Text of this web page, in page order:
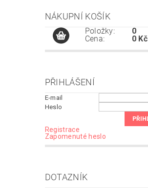
NÁKUPNÍ KOŠÍK
Položky:
Cena:
0
0 Kč
PŘIHLÁŠENÍ
E-mail
Heslo
Registrace
Zapomenuté heslo
DOTAZNÍK